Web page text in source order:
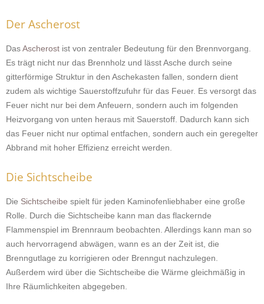
Der Ascherost
DasAscherost ist von zentraler Bedeutung für den Brennvorgang.
Es trägt nicht nur das Brennholz und lässt Asche durch seine
gitterförmige Struktur in den Aschekasten fallen, sondern dient
zudem als wichtige Sauerstoffzufuhr für das Feuer. Es versorgt das
Feuer nicht nur bei dem Anfeuern, sondern auch im folgenden
Heizvorgang von unten heraus mit Sauerstoff. Dadurch kann sich
das Feuer nicht nur optimal entfachen, sondern auch ein geregelter
Abbrand mit hoher Effizienz erreicht werden.
Die Sichtscheibe
Die Sichtscheibe spielt für jeden Kaminofenliebhaber eine große
Rolle. Durch die Sichtscheibe kann man das flackernde
Flammenspiel im Brennraum beobachten. Allerdings kann man so
auch hervorragend abwägen, wann es an der Zeit ist, die
Brenngutlage zu korrigieren oder Brenngut nachzulegen.
Außerdem wird über die Sichtscheibe die Wärme gleichmäßig in
Ihre Räumlichkeiten abgegeben.